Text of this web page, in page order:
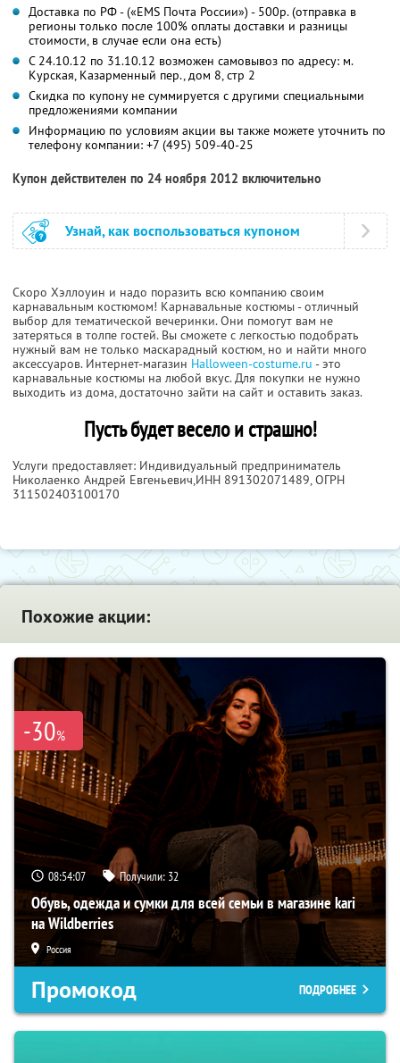
Доставка по РФ - («EMS Почта России») - 500р. (отправка в
регионы только после 100% оплаты доставки и разницы
стоимости, в случае если она есть)
С 24.10.12 по 31.10.12 возможен самовывоз по адресу: м.
Курская, Казарменный пер., дом 8, стр 2
Скидка по купону не суммируется с другими специальными
предложениями компании
Информацию по условиям акции вы также можете уточнить по
телефону компании: +7 (495) 509-40-25
Купон действителен по 24 ноября 2012 включительно
Узнай, как воспользоваться купоном
Скоро Хэллоуин и надо поразить всю компанию своим
карнавальным костюмом! Карнавальные костюмы - отличный
выбор для тематической вечеринки. Они помогут вам не
затеряться в толпе гостей. Вы сможете с легкостью подобрать
нужный вам не только маскарадный костюм, но и найти много
аксессуаров. Интернет-магазин Halloween-costume.ru - это
карнавальные костюмы на любой вкус. Для покупки не нужно
выходить из дома, достаточно зайти на сайт и оставить заказ.
Пусть будет весело и страшно!
Услуги предоставляет: Индивидуальный предприниматель
Николаенко Андрей Евгеньевич,ИНН 891302071489, ОГРН
311502403100170
Похожие акции:
-30%
08:54:06 Получили: 32
Обувь, одежда и сумки для всей семьи в магазине kari
на Wildberries
Россия
Промокод ПОДРОБНЕЕ